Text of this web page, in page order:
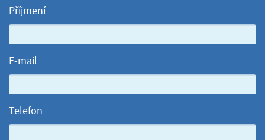
Příjmení
E-mail
Telefon